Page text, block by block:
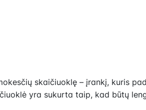
skaičiuoklę – įrankį, kuris
yra sukurta taip, kad būtų